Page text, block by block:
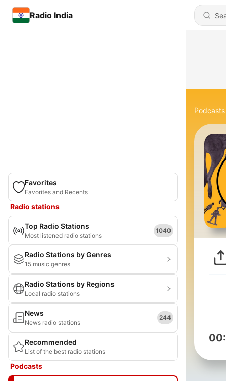
Radio India
Favorites
Favorites and Recents
Radio stations
Top Radio Stations
Most listened radio stations
1040
Radio Stations by Genres
15 music genres
Radio Stations by Regions
Local radio stations
News
News radio stations
244
Recommended
List of the best radio stations
Podcasts
Podcasts